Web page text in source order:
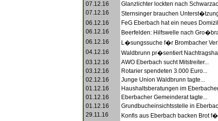
07.12.16
Glanzlichter lockten nach
07.12.16
Sternsinger brauchen
06.12.16
FeG Eberbach hat ein neues
06.12.16
Beerfelden: Hilfswelle nach
06.12.16
L�sungssuche f�r Brombacher
04.12.16
Waldbrunn pr�sentiert
03.12.16
AWO Eberbach sucht Mitstreiter...
03.12.16
Rotarier spendeten 3.000 Euro...
02.12.16
Junge Union Waldbrunn tagte...
01.12.16
Haushaltsberatungen im
01.12.16
Eberbacher Gemeinderat tagte...
01.12.16
Grundbucheinsichtsstelle in
29.11.16
Konfis aus Eberbach backen Brot